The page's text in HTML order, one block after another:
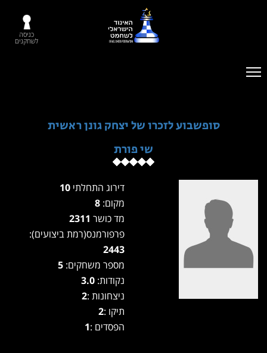
כניסה
לשחקנים
סופשבוע לזכרו של יצחק גונן ראשית
שי פורת
דירוג התחלתי
מקום:
מד כושר
פרפורמנס(רמת ביצועים):
2443
מספר משחקים:
נקודות: 3.0
ניצחונות :2
תיקו :2
הפסדים :1